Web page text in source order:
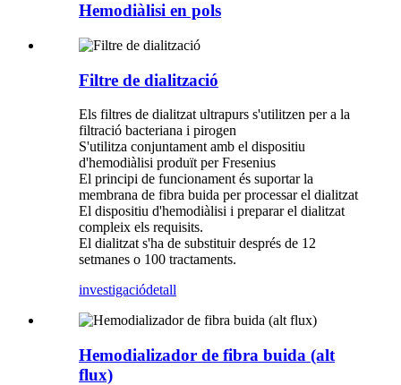
Hemodiàlisi en pols
Filtre de dialització
Els filtres de dialitzat ultrapurs s'utilitzen per a la
filtració bacteriana i pirogen
S'utilitza conjuntament amb el dispositiu
d'hemodiàlisi produït per Fresenius
El principi de funcionament és suportar la
membrana de fibra buida per processar el dialitzat
El dispositiu d'hemodiàlisi i preparar el dialitzat
compleix els requisits.
El dialitzat s'ha de substituir després de 12
setmanes o 100 tractaments.
investigaciódetall
Hemodializador de fibra buida (alt
flux)